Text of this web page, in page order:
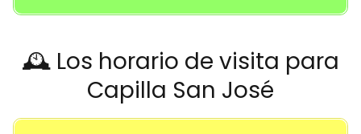
🕰️ Los horario de visita para
Capilla San José